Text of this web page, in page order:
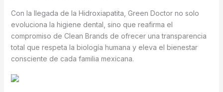
Con la llegada de la Hidroxiapatita, Green Doctor no solo
evoluciona la higiene dental, sino que reafirma el
compromiso de Clean Brands de ofrecer una transparencia
total que respeta la biología humana y eleva el bienestar
consciente de cada familia mexicana.